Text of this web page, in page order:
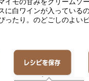
に白ワインが入っている
ったり。のどごしのよい